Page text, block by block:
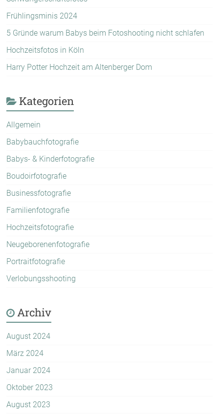
Frühlingsminis 2024
5 Gründe warum Babys beim Fotoshooting nicht schlafen
Hochzeitsfotos in Köln
Harry Potter Hochzeit am Altenberger Dom
Kategorien
Allgemein
Babybauchfotografie
Babys- & Kinderfotografie
Boudoirfotografie
Businessfotografie
Familienfotografie
Hochzeitsfotografie
Neugeborenenfotografie
Portraitfotografie
Verlobungsshooting
Archiv
August 2024
März 2024
Januar 2024
Oktober 2023
August 2023